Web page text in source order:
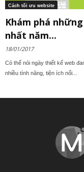
Cách tối ưu website
Khám phá
nhất năm...
18/01/2017
Có thể nói ngày thiết kế web
nhiều tính năng, tiện ích nổi...